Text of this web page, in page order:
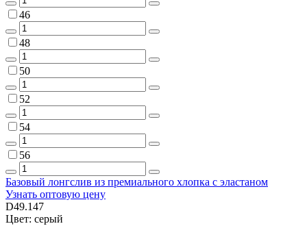
46
48
50
52
54
56
Базовый лонгслив из премиального хлопка с эластаном
Узнать оптовую цену
D49.147
Цвет: серый